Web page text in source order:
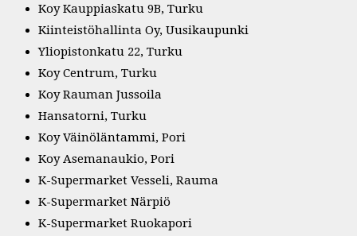
Koy Kauppiaskatu 9B, Turku
Kiinteistöhallinta Oy, Uusikaupunki
Yliopistonkatu 22, Turku
Koy Centrum, Turku
Koy Rauman Jussoila
Hansatorni, Turku
Koy Väinöläntammi, Pori
Koy Asemanaukio, Pori
K-Supermarket Vesseli, Rauma
K-Supermarket Närpiö
K-Supermarket Ruokapori